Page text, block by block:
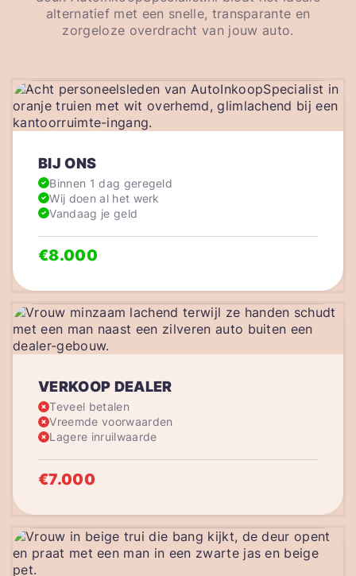
alternatief met een snelle, transparante en
zorgeloze overdracht van jouw auto.
VERKOOP DEALER
Teveel betalen
Vreemde voorwaarden
Lagere inruilwaarde
€7.000
BIJ ONS
Binnen 1 dag geregeld
Wij doen al het werk
Vandaag je geld
€8.000